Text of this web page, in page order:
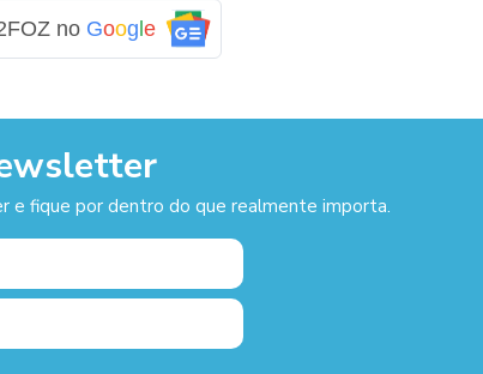
no Google
e fique por dentro do que realmente importa.